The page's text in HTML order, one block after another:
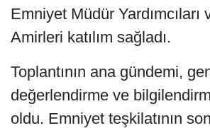
Emniyet Müdür Yardımcıları
Amirleri katılım sağladı.
Toplantının ana gündemi,
değerlendirme ve
oldu. Emniyet teşkilatının